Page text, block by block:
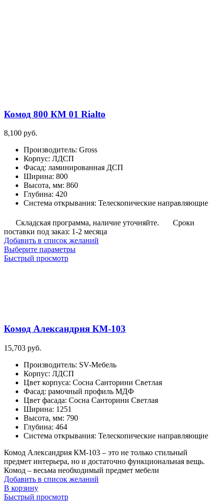
Комод 800 КМ 01 Rialto
8,100 руб.
Производитель: Gross
Корпус: ЛДСП
Фасад: ламинированная ДСП
Ширина: 800
Высота, мм: 860
Глубина: 420
Система открывания: Телескопические направляющие
Складская программа, наличие уточняйте.
Сроки
поставки под заказ: 1-2 месяца
Добавить в список желаний
Выберите параметрыЭтот
странице
Быстрый просмотр
Комод Александрия КМ-103
15,703 руб.
Производитель: SV-Мебель
Корпус: ЛДСП
Цвет корпуса: Сосна Санторини Светлая
Фасад: рамочный профиль МДФ
Цвет фасада: Сосна Санторини Светлая
Ширина: 1251
Высота, мм: 790
Глубина: 464
Система открывания: Телескопические направляющие
Комод Александрия КМ-103 – это не только стильный
предмет интерьера, но и достаточно функциональная вещь.
Комод – весьма необходимый предмет мебели
Добавить в список желаний
В корзину
Быстрый просмотр